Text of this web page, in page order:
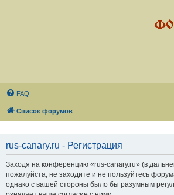
FAQ
Список форумов
rus-canary.ru - Регистрация
Заходя на конференцию «rus-canary.ru» (в
пожалуйста, не заходите и не пользуйтесь
однако с вашей стороны было бы разумным